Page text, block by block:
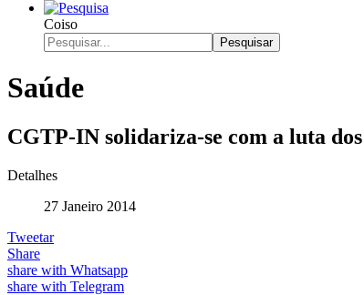
Coiso
Pesquisar
Saúde
CGTP-IN solidariza-se com a luta
Detalhes
27 Janeiro 2014
Tweetar
Share
share with Whatsapp
share with Telegram